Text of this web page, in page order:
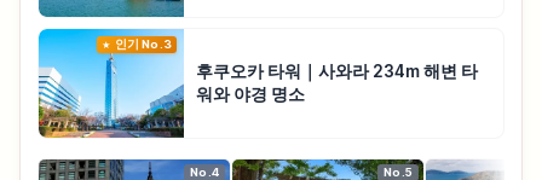
인기 No.3
후쿠오카 타워｜사와라 234m 해변 타
워와 야경 명소
No.4 No.5